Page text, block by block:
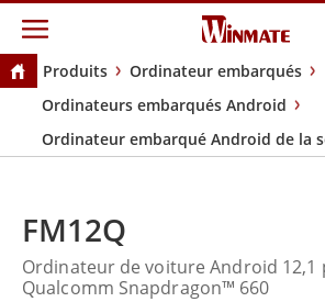
Produits
Ordinateur embarqués
Ordinateurs embarqués Android
Ordinateur embarqué Android de la
FM12Q
Ordinateur de voiture Android 12,1
Qualcomm Snapdragon™ 660